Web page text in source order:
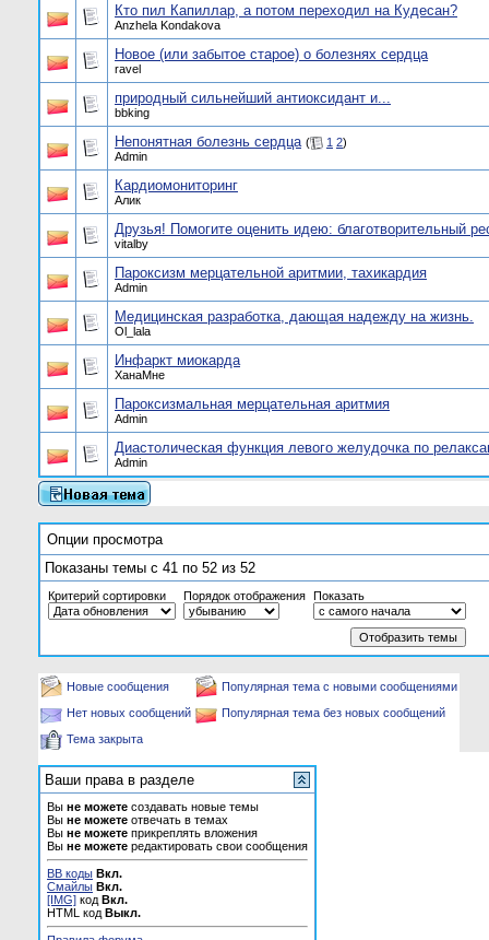
Кто пил Капиллар, а потом переходил на Кудесан?
Anzhela Kondakova
Новое (или забытое старое) о болезнях сердца
ravel
природный сильнейший антиоксидант и...
bbking
Непонятная болезнь сердца ( 1 2)
Admin
Кардиомониторинг
Алик
Друзья! Помогите оценить идею: благотворительный
vitalby
Пароксизм мерцательной аритмии, тахикардия
Admin
Медицинская разработка, дающая надежду на жизнь.
Ol_lala
Инфаркт миокарда
ХанаМне
Пароксизмальная мерцательная аритмия
Admin
Диастолическая функция левого желудочка по
Admin
Опции просмотра
Показаны темы с 41 по 52 из 52
Критерий сортировки Порядок отображения Показать
Новые сообщения
Популярная тема с новыми сообщениями
Нет новых сообщений
Популярная тема без новых сообщений
Тема закрыта
Ваши права в разделе
Вы не можете создавать новые темы
Вы не можете отвечать в темах
Вы не можете прикреплять вложения
Вы не можете редактировать свои сообщения
BB коды Вкл.
Смайлы Вкл.
[IMG] код Вкл.
HTML код Выкл.